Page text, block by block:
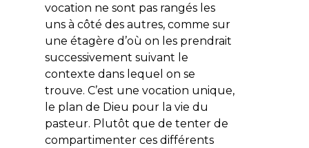
vocation ne sont pas rangés les
uns à côté des autres, comme sur
une étagère d’où on les prendrait
successivement suivant le
contexte dans lequel on se
trouve. C’est une vocation unique,
le plan de Dieu pour la vie du
pasteur. Plutôt que de tenter de
compartimenter ces différents